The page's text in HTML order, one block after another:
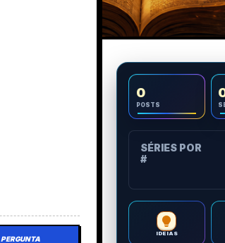
PERGUNTA
0
POSTS
SÉRIES POR
#
IDEIAS